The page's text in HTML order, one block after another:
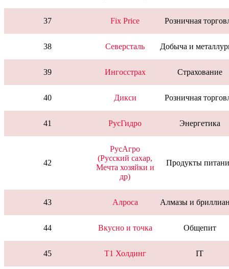
37 Fix Price Розничная
38 Северсталь Добыча и
39 Ингосстрах Страхование
40 Дикси Розничная
41 РусГидро Энергетика
42
РусАгро
(Русский сахар,
Мечта хозяйки и
др)
Продукты
43 Алроса Алмазы и
44 Вкусно и точка Общепит
45 T1 Холдинг IT